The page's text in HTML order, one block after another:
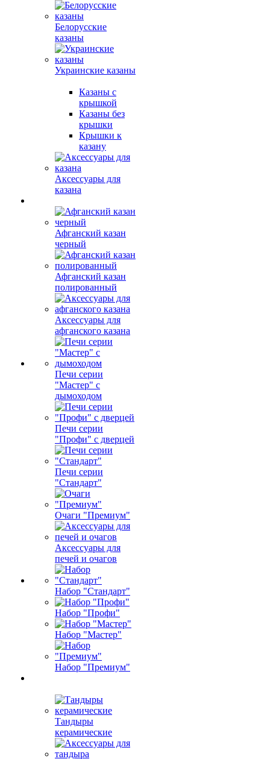
Белорусские
казаны
Украинские казаны
Казаны с
крышкой
Казаны без
крышки
Крышки к
казану
Аксессуары для
казана
Афганский казан
черный
Афганский казан
полированный
Аксессуары для
афганского казана
Печи серии
"Мастер" с
дымоходом
Печи серии
"Профи" с дверцей
Печи серии
"Стандарт"
Очаги "Премиум"
Аксессуары для
печей и очагов
Набор "Стандарт"
Набор "Профи"
Набор "Мастер"
Набор "Премиум"
Тандыры
керамические